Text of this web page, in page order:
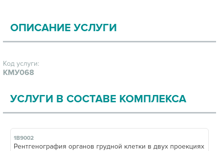
ОПИСАНИЕ УСЛУГИ
Код услуги:
КМУ068
УСЛУГИ В СОСТАВЕ КОМПЛЕКСА
1В9002
Рентгенография органов грудной клетки в двух проекциях